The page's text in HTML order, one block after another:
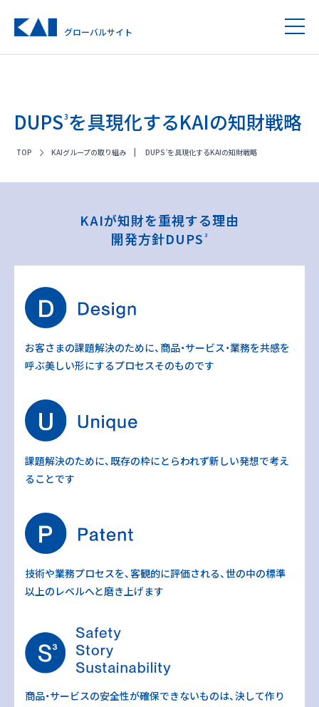
グローバルサイト
DUPS3 を具現化するKAIの知財戦略
TOP KAIグループの取り組み DUPS 3を具現化するKAIの知財戦略
KAIが知財を重視する理由
開発方針DUPS 3
お客さまの課題解決のために、商品・サービス・業務を共感を
呼ぶ美しい形にするプロセスそのものです
課題解決のために、既存の枠にとらわれず新しい発想で考え
ることです
技術や業務プロセスを、客観的に評価される、世の中の標準
以上のレベルへと磨き上げます
商品・サービスの安全性が確保できないものは、決して作り